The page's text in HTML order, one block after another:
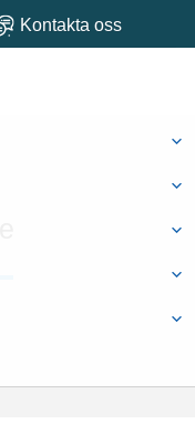
Kontakta oss